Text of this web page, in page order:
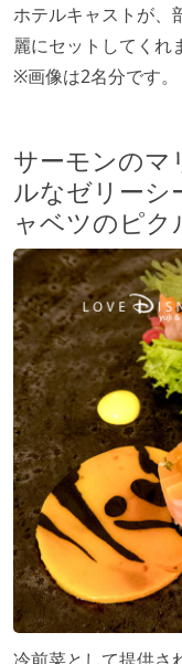
ホテルキャストが、
麗にセットしてくれ
※画像は2名分です。
サーモンのマ
ルなゼリーシ
ャベツのピク